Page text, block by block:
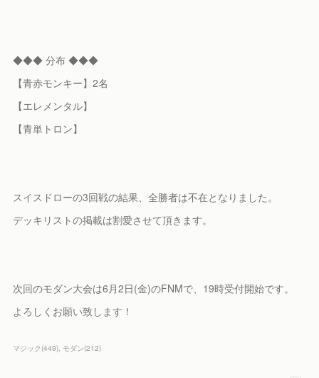
◆◆◆ 分布 ◆◆◆
【青赤モンキー】2名
【エレメンタル】
【青単トロン】
スイスドローの3回戦の結果、全勝者は不在となりました。
デッキリストの掲載は割愛させて頂きます。
次回のモダン大会は6月2日(金)のFNMで、19時受付開始です。
よろしくお願い致します！
マジック (449) モダン(212)